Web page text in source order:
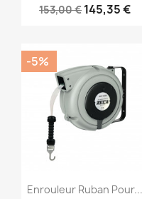
153,00 € 145,35 €
Aperçu rapide
Enrouleur Ruban Pour...
-5%